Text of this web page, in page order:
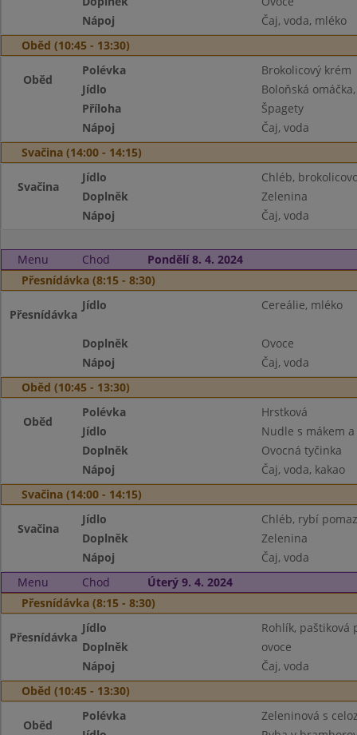
Nápoj
Čaj, voda, mléko
Oběd (10:45 - 13:30)
Oběd
Polévka
Brokolicový krém
Jídlo
Boloňská
Příloha
Špagety
Nápoj
Čaj, voda
Svačina (14:00 - 14:15)
Svačina
Jídlo
Chléb,
Doplněk
Zelenina
Nápoj
Čaj, voda
Menu Chod
Pondělí 8. 4. 2024
Přesnídávka (8:15 - 8:30)
Přesnídávka
Jídlo Cereálie, mléko
Doplněk
Ovoce
Nápoj
Čaj, voda
Oběd (10:45 - 13:30)
Oběd
Polévka
Hrstková
Jídlo
Nudle s mákem
Doplněk
Ovocná tyčinka
Nápoj
Čaj, voda, kakao
Svačina (14:00 - 14:15)
Svačina
Jídlo
Chléb, rybí
Doplněk
Zelenina
Nápoj
Čaj, voda
Menu
Chod
Úterý 9. 4. 2024
Přesnídávka (8:15 - 8:30)
Přesnídávka
Jídlo
Rohlík, paštiková
Doplněk
ovoce
Nápoj
Čaj, voda
Oběd (10:45 - 13:30)
Oběd
Polévka
Zeleninová s